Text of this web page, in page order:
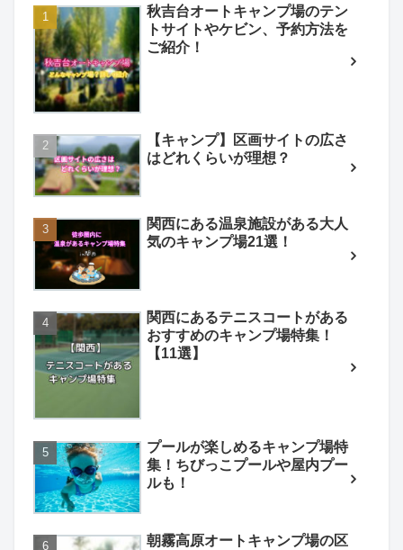
秋吉台オートキャンプ場のテン
トサイトやケビン、予約方法を
ご紹介！
【キャンプ】区画サイトの広さ
はどれくらいが理想？
関西にある温泉施設がある大人
気のキャンプ場21選！
関西にあるテニスコートがある
おすすめのキャンプ場特集！
【11選】
プールが楽しめるキャンプ場特
集！ちびっこプールや屋内プー
ルも！
朝霧高原オートキャンプ場の区